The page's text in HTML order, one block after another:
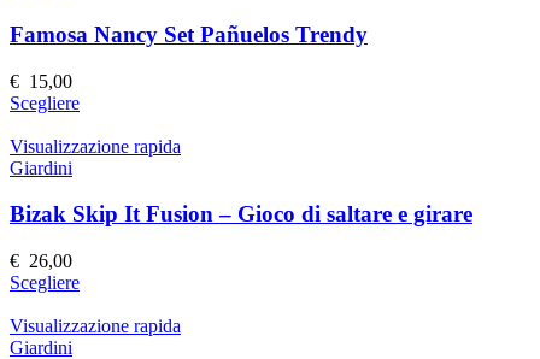
prodotto
Le
opzioni
scelte
nella
pagina
prodotto
Famosa Nancy Set Pañuelos Trendy
€ 15,00
ScegliereQuesto
ha
Le
opzioni
scelte
nella
pagina
Visualizzazione rapida
Giardini
Bizak Skip It Fusion – Gioco di saltare e girare
€ 26,00
ScegliereQuesto
ha
Visualizzazione rapida
Giardini